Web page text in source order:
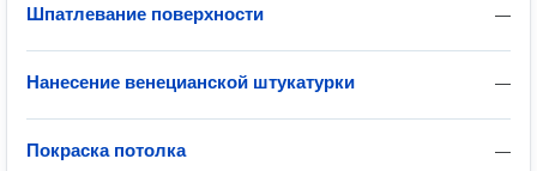
—
Шпатлевание поверхности
—
Нанесение венецианской штукатурки
—
Покраска потолка